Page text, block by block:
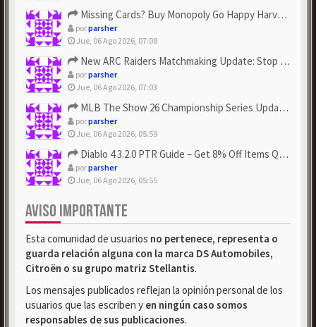
Missing Cards? Buy Monopoly Go Happy Harvest with Looney Tun...
porparsher
Jue, 06 Ago 2026, 07:08
New ARC Raiders Matchmaking Update: Stop Failed - Grab Bluep...
porparsher
Jue, 06 Ago 2026, 07:03
MLB The Show 26 Championship Series Update! Get Cheap & ...
porparsher
Jue, 06 Ago 2026, 05:59
Diablo 4 3.2.0 PTR Guide – Get 8% Off Items Quickly to Test ...
porparsher
Jue, 06 Ago 2026, 05:55
AVISO IMPORTANTE
Esta comunidad de usuarios no pertenece, representa o
guarda relación alguna con la marca DS Automobiles,
Citroën o su grupo matriz Stellantis.
Los mensajes publicados reflejan la opinión personal de los
usuarios que las escriben y en ningún caso somos
responsables de sus publicaciones.